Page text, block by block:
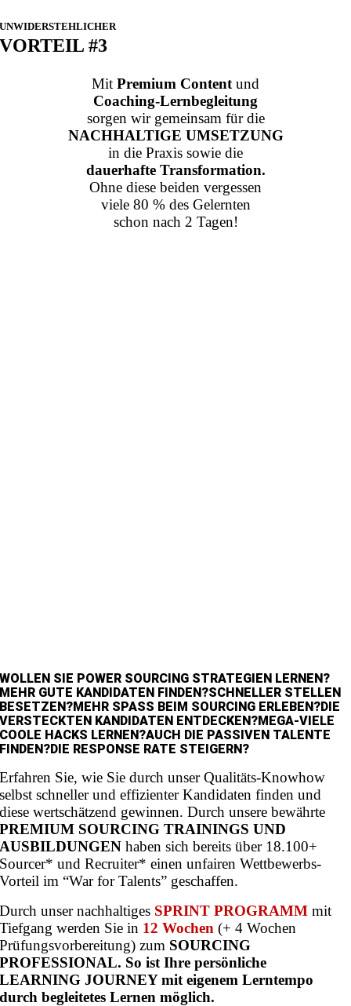
UNWIDERSTEHLICHER
VORTEIL #3
Mit Premium Content und
Coaching-Lernbegleitung
sorgen wir gemeinsam für die
NACHHALTIGE UMSETZUNG
in die Praxis sowie die
dauerhafte Transformation.
Ohne diese beiden vergessen
viele 80 % des Gelernten
schon nach 2 Tagen!
WOLLEN SIE POWER SOURCING STRATEGIEN LERNEN?
MEHR GUTE KANDIDATEN FINDEN?SCHNELLER STELLEN
BESETZEN?MEHR SPASS BEIM SOURCING ERLEBEN?DIE
VERSTECKTEN KANDIDATEN ENTDECKEN?MEGA-VIELE
COOLE HACKS LERNEN?AUCH DIE PASSIVEN TALENTE
FINDEN?DIE RESPONSE RATE STEIGERN?
Erfahren Sie, wie Sie durch unser Qualitäts-Knowhow
selbst schneller und effizienter Kandidaten finden und
diese wertschätzend gewinnen. Durch unsere bewährte
PREMIUM SOURCING TRAININGS UND
AUSBILDUNGEN haben sich bereits über 18.100+
Sourcer* und Recruiter* einen unfairen Wettbewerbs-
Vorteil im “War for Talents” geschaffen.
Durch unser nachhaltiges SPRINT PROGRAMM mit
Tiefgang werden Sie in 12 Wochen (+ 4 Wochen
Prüfungsvorbereitung) zum SOURCING
PROFESSIONAL. So ist Ihre persönliche
LEARNING JOURNEY mit eigenem Lerntempo
durch begleitetes Lernen möglich.